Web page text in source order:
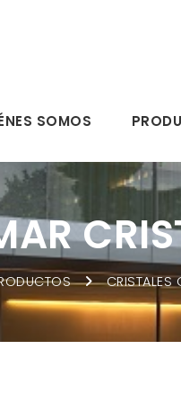
SOMOS
CRISTALES